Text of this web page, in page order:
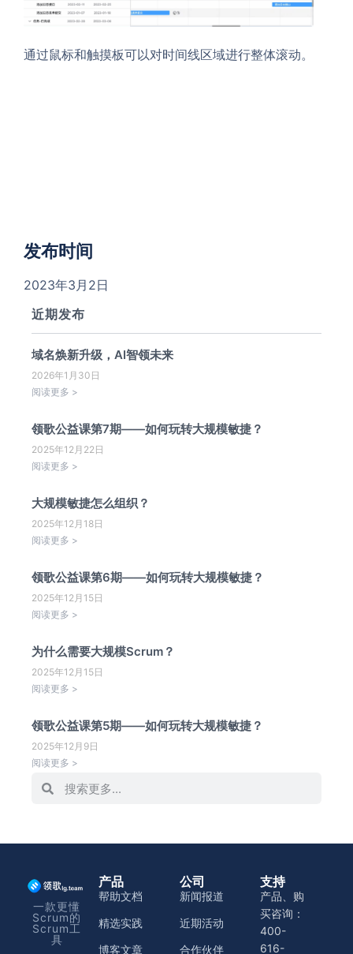
通过鼠标和触摸板可以对时间线区域进行整体滚动。
发布时间
2023年3月2日
近期发布
域名焕新升级，AI智领未来
2026年1月30日
阅读更多 >
领歌公益课第7期——如何玩转大规模敏捷？
2025年12月22日
阅读更多 >
大规模敏捷怎么组织？
2025年12月18日
阅读更多 >
领歌公益课第6期——如何玩转大规模敏捷？
2025年12月15日
阅读更多 >
为什么需要大规模Scrum？
2025年12月15日
阅读更多 >
领歌公益课第5期——如何玩转大规模敏捷？
2025年12月9日
阅读更多 >
一款更懂
Scrum的
Scrum工
具
产品
帮助文档
精选实践
博客文章
公司
新闻报道
近期活动
合作伙伴
支持
产品、购
买咨询：
400-
616-